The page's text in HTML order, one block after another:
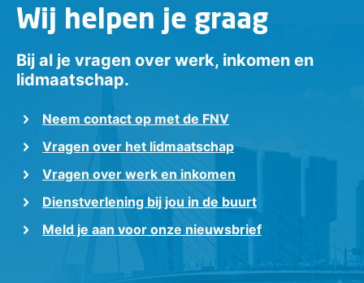
Wij helpen je graag
Bij al je vragen over werk, inkomen en
lidmaatschap.
Neem contact op met de FNV
Vragen over het lidmaatschap
Vragen over werk en inkomen
Dienstverlening bij jou in de buurt
Meld je aan voor onze nieuwsbrief